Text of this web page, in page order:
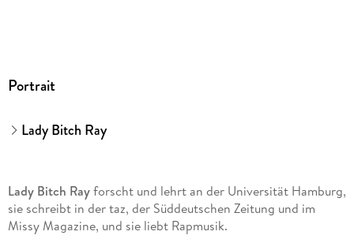
Portrait
Lady Bitch Ray
Lady Bitch Rayforscht und lehrt an der Universität Hamburg,
sie schreibt in der taz, der Süddeutschen Zeitung und im
Missy Magazine, und sie liebt Rapmusik.